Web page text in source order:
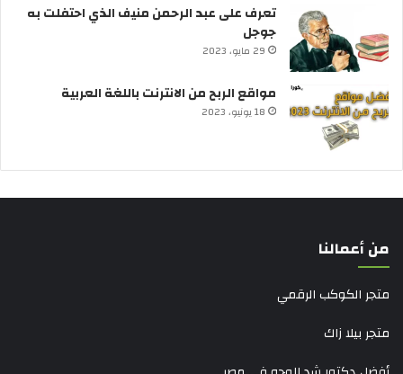
تعرف على عبد الرحمن منيف الذي احتفلت به
جوجل
29 مايو، 2023
مواقع الربح من الانترنت باللغة العربية
18 يونيو، 2023
من أعمالنا
متجر الكوكب الرقمي
متجر بيلا زاك